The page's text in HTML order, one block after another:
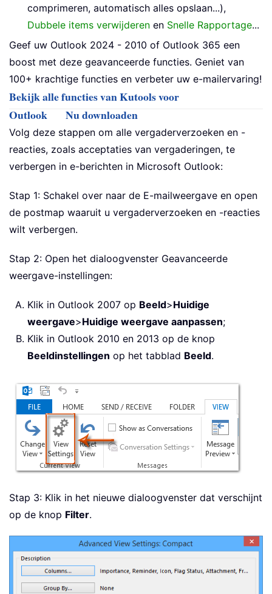
comprimeren, automatisch alles opslaan...),
Dubbele items verwijderen en Snelle Rapportage...
Geef uw Outlook 2024 - 2010 of Outlook 365 een
boost met deze geavanceerde functies. Geniet van
100+ krachtige functies en verbeter uw e-mailervaring!
Bekijk alle functies van Kutools voor
Outlook
Nu downloaden
Volg deze stappen om alle vergaderverzoeken en -
reacties, zoals acceptaties van vergaderingen, te
verbergen in e-berichten in Microsoft Outlook:
Stap 1: Schakel over naar de E-mailweergave en open
de postmap waaruit u vergaderverzoeken en -reacties
wilt verbergen.
Stap 2: Open het dialoogvenster Geavanceerde
weergave-instellingen:
Klik in Outlook 2007 op Beeld>Huidige
weergave>Huidige weergave aanpassen;
Klik in Outlook 2010 en 2013 op de knop
Beeldinstellingen op het tabblad Beeld.
Stap 3: Klik in het nieuwe dialoogvenster dat verschijnt
op de knop Filter.